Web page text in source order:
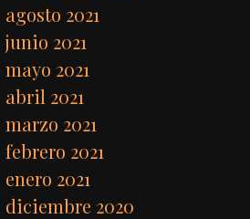
agosto 2021
junio 2021
mayo 2021
abril 2021
marzo 2021
febrero 2021
enero 2021
diciembre 2020